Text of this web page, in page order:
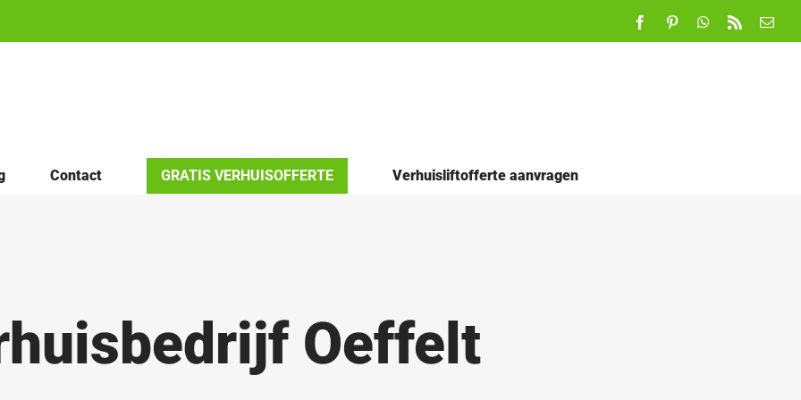
FacebookPinterestWhatsApp
Rss
E-
Contact GRATIS VERHUISOFFERTE Verhuisliftofferte aanvragen
Oeffelt